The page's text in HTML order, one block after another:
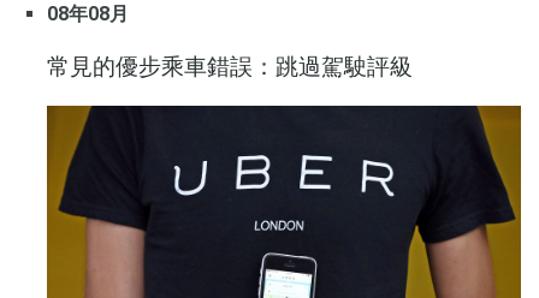
08年08月
常見的優步乘車錯誤：跳過駕駛評級